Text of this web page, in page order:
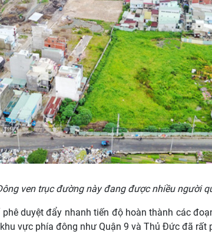
ven trục đường này đang được nhiều người
duyệt đẩy nhanh tiến độ hoàn thành các
vực phía đông như Quận 9 và Thủ Đức đã rất